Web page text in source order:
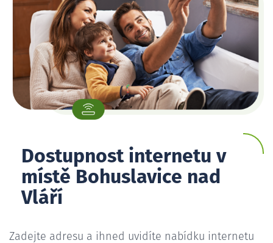
Dostupnost internetu v
místě Bohuslavice nad
Vláří
Zadejte adresu a ihned uvidíte nabídku internetu